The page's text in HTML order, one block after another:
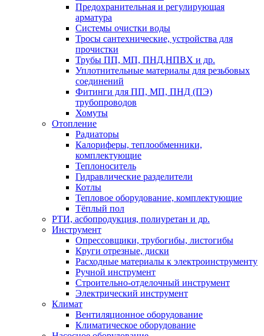
Предохранительная и регулирующая
арматура
Системы очистки воды
Тросы сантехнические, устройства для
прочистки
Трубы ПП, МП, ПНД,НПВХ и др.
Уплотнительные материалы для резьбовых
соединений
Фитинги для ПП, МП, ПНД (ПЭ)
трубопроводов
Хомуты
Отопление
Радиаторы
Калориферы, теплообменники,
комплектующие
Теплоноситель
Гидравлические разделители
Котлы
Тепловое оборудование, комплектующие
Тёплый пол
РТИ, асбопродукция, полиуретан и др.
Инструмент
Опрессовщики, трубогибы, листогибы
Круги отрезные, диски
Расходные материалы к электроинструменту
Ручной инструмент
Строительно-отделочный инструмент
Электрический инструмент
Климат
Вентиляционное оборудование
Климатическое оборудование